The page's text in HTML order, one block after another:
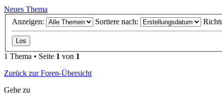
Neues Thema
Anzeigen:
Sortiere nach:
1 Thema • Seite 1 von 1
Zurück zur Foren-Übersicht
Gehe zu